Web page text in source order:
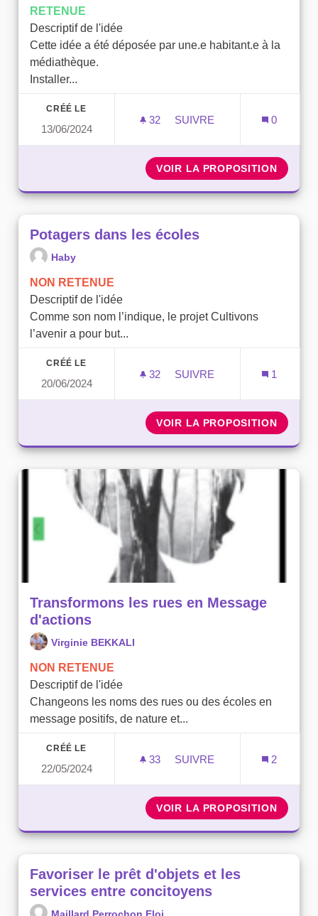
RETENUE
Descriptif de l'idée
Cette idée a été déposée par une.e habitant.e à la
médiathèque.
Installer...
CRÉÉ LE
13/06/2024
32 32 ABONNÉS
SUIVRE
0
VOIR LA PROPOSITION
Potagers dans les écoles
Haby
NON RETENUE
Descriptif de l'idée
Comme son nom l’indique, le projet Cultivons
l’avenir a pour but...
CRÉÉ LE
20/06/2024
32 32 ABONNÉS
SUIVRE
1
VOIR LA PROPOSITION
Transformons les rues en Message
d'actions
Virginie BEKKALI
NON RETENUE
Descriptif de l'idée
Changeons les noms des rues ou des écoles en
message positifs, de nature et...
CRÉÉ LE
22/05/2024
33 33 ABONNÉS
SUIVRE
2
VOIR LA PROPOSITION
Favoriser le prêt d'objets et les
services entre concitoyens